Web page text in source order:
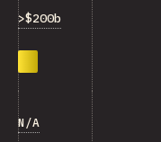
>$200b
N/A